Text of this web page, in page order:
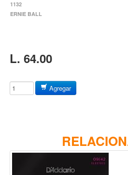
Estuches y fundas
Acustica
Platillos
Redoblantes
1132
ERNIE BALL
L. 64.00
Agregar